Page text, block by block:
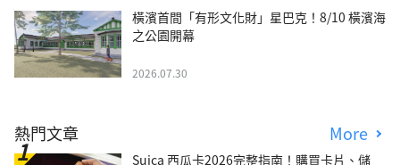
橫濱首間「有形文化財」星巴克！8/10 橫濱海
之公園開幕
2026.07.30
熱門文章 More
Suica 西瓜卡2026完整指南！購買卡片、儲